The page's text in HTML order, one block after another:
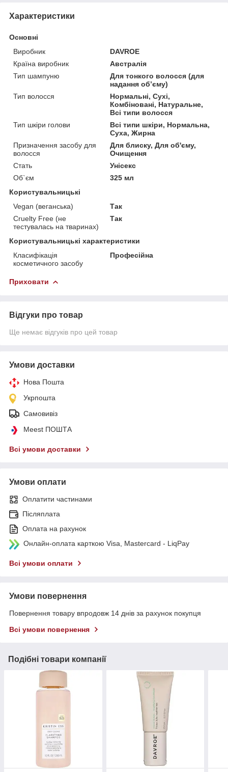
Характеристики
Основні
Виробник
DAVROE
Країна виробник
Австралія
Тип шампуню
Для тонкого волосся (для
надання обʼєму)
Тип волосся
Нормальні, Сухі,
Комбіновані, Натуральне,
Всі типи волосся
Тип шкіри голови
Всі типи шкіри, Нормальна,
Суха, Жирна
Призначення засобу для
волосся
Для блиску, Для об'єму,
Очищення
Стать
Унісекс
Об`єм
325 мл
Користувальницькі
Vegan (веганська)
Так
Cruelty Free (не
тестувалась на тваринах)
Так
Користувальницькі характеристики
Класифікація
косметичного засобу
Професійна
Приховати
Відгуки про товар
Ще немає відгуків про цей товар
Умови доставки
Нова Пошта
Укрпошта
Самовивіз
Meest ПОШТА
Всі умови доставки
Умови оплати
Оплатити частинами
Післяплата
Оплата на рахунок
Онлайн-оплата карткою Visa, Mastercard - LiqPay
Всі умови оплати
Умови повернення
Повернення товару впродовж 14 днів за рахунок покупця
Всі умови повернення
Подібні товари компанії